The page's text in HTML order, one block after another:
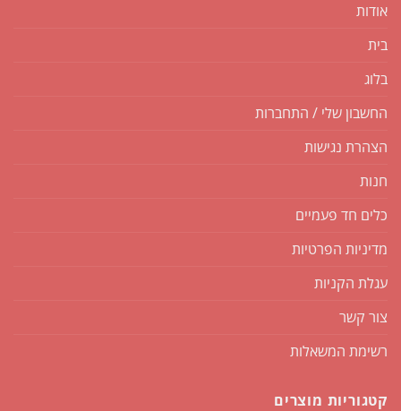
אודות
בית
בלוג
החשבון שלי / התחברות
הצהרת נגישות
חנות
כלים חד פעמיים
מדיניות הפרטיות
עגלת הקניות
צור קשר
רשימת המשאלות
קטגוריות מוצרים